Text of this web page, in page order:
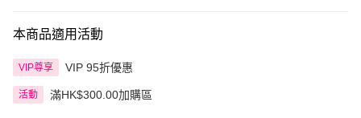
本商品適用活動
VIP尊享 VIP 95折優惠
活動 滿HK$300.00加購區